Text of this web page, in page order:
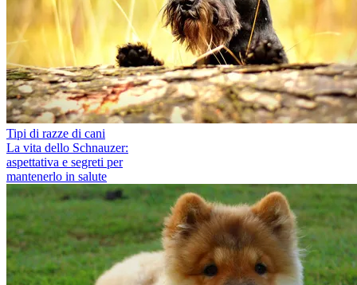
Tipi di razze di cani
La vita dello Schnauzer:
aspettativa e segreti per
mantenerlo in salute